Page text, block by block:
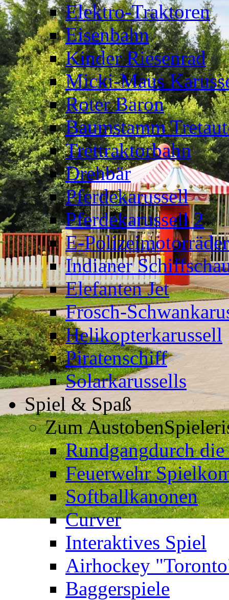
Elektro-Traktoren
Eisenbahn
Kinder Riesenrad
Micki-Maus
Roter Baron
Baumstamm
Trettraktorbahn
Drehbär
Pferdekarussell
Pferdekarussell 2
E-Polizeimotorräder
Indianer
Elefanten Jet
Frosch-
Helikopterkarussell
Piratenschiff
Solarkarussells
Spiel & Spaß
Zum Austoben
Rundgangdurch
Feuerwehr
Softballkanonen
Curver
Interaktives Spiel
Airhockey
Baggerspiele